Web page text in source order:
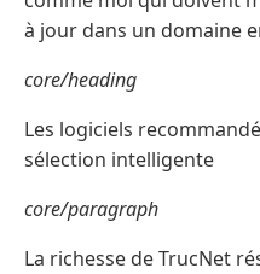
à jour dans un domaine
core/heading
Les logiciels
sélection intelligente
core/paragraph
La richesse de TrucNet